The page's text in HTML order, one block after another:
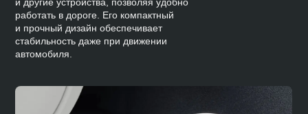
и другие устройства, позволяя удобно
работать в дороге. Его компактный
и прочный дизайн обеспечивает
стабильность даже при движении
автомобиля.